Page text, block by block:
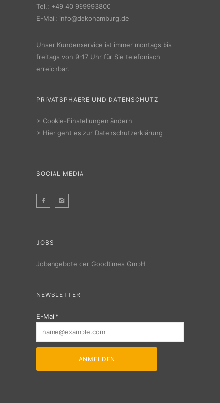
Tel.: +49 40 999993800
E-Mail: info@dekohamburg.de
Unser Kundenservice ist immer montags bis
freitags von 9-17 Uhr für Sie telefonisch
erreichbar.
PRIVATSPHAERE UND DATENSCHUTZ
> Cookie-Einstellungen ändern
> Hier geht es zur Datenschutzerklärung
SOCIAL MEDIA
JOBS
Jobangebote der Goodtimes GmbH
NEWSLETTER
E-Mail*
ANMELDEN